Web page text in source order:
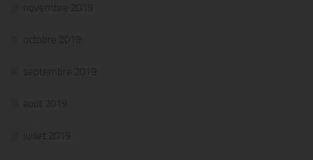
novembre 2019
octobre 2019
septembre 2019
août 2019
juillet 2019